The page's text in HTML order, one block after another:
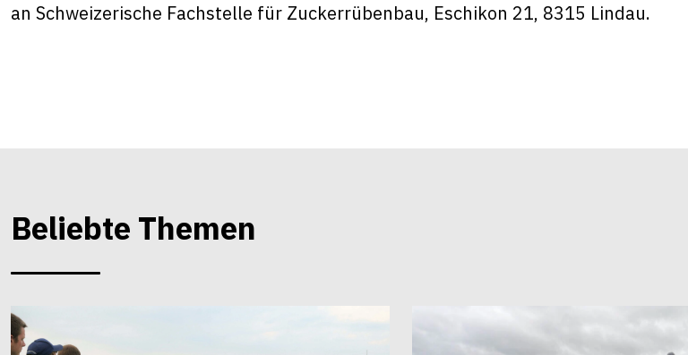
an Schweizerische Fachstelle für Zuckerrübenbau, Eschikon 21, 8315 Lindau.
Beliebte Themen